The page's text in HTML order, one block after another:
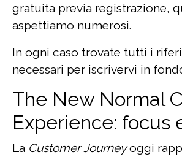
gratuita previa registrazione,
aspettiamo numerosi.
In ogni caso trovate tutti i
necessari per iscrivervi in
The New Normal
Experience: focus
La Customer Journeyoggi